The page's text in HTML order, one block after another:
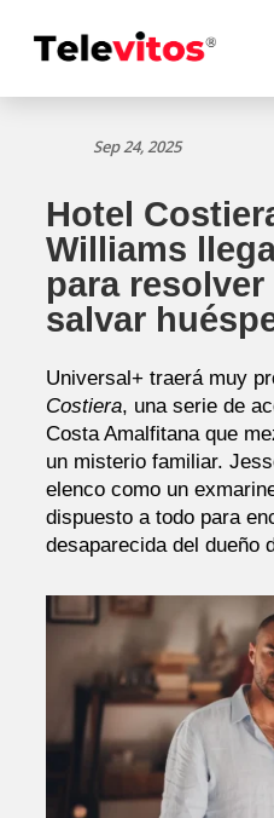
Sep 24, 2025
Hotel
Williams
para
salvar
Universal+ traerá muy
Costiera, una serie de
Costa Amalfitana que
un misterio familiar.
elenco como un
dispuesto a todo para
desaparecida del dueño